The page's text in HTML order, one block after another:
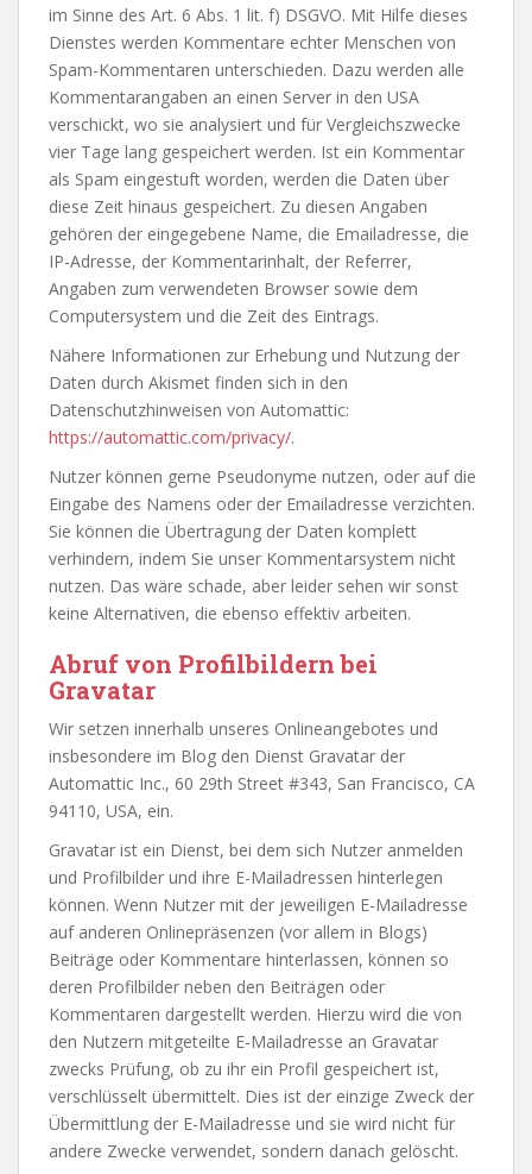
im Sinne des Art. 6 Abs. 1 lit. f) DSGVO. Mit Hilfe dieses
Dienstes werden Kommentare echter Menschen von
Spam-Kommentaren unterschieden. Dazu werden alle
Kommentarangaben an einen Server in den USA
verschickt, wo sie analysiert und für Vergleichszwecke
vier Tage lang gespeichert werden. Ist ein Kommentar
als Spam eingestuft worden, werden die Daten über
diese Zeit hinaus gespeichert. Zu diesen Angaben
gehören der eingegebene Name, die Emailadresse, die
IP-Adresse, der Kommentarinhalt, der Referrer,
Angaben zum verwendeten Browser sowie dem
Computersystem und die Zeit des Eintrags.
Nähere Informationen zur Erhebung und Nutzung der
Daten durch Akismet finden sich in den
Datenschutzhinweisen von Automattic:
https://automattic.com/privacy/.
Nutzer können gerne Pseudonyme nutzen, oder auf die
Eingabe des Namens oder der Emailadresse verzichten.
Sie können die Übertragung der Daten komplett
verhindern, indem Sie unser Kommentarsystem nicht
nutzen. Das wäre schade, aber leider sehen wir sonst
keine Alternativen, die ebenso effektiv arbeiten.
Abruf von Profilbildern bei
Gravatar
Wir setzen innerhalb unseres Onlineangebotes und
insbesondere im Blog den Dienst Gravatar der
Automattic Inc., 60 29th Street #343, San Francisco, CA
94110, USA, ein.
Gravatar ist ein Dienst, bei dem sich Nutzer anmelden
und Profilbilder und ihre E-Mailadressen hinterlegen
können. Wenn Nutzer mit der jeweiligen E-Mailadresse
auf anderen Onlinepräsenzen (vor allem in Blogs)
Beiträge oder Kommentare hinterlassen, können so
deren Profilbilder neben den Beiträgen oder
Kommentaren dargestellt werden. Hierzu wird die von
den Nutzern mitgeteilte E-Mailadresse an Gravatar
zwecks Prüfung, ob zu ihr ein Profil gespeichert ist,
verschlüsselt übermittelt. Dies ist der einzige Zweck der
Übermittlung der E-Mailadresse und sie wird nicht für
andere Zwecke verwendet, sondern danach gelöscht.